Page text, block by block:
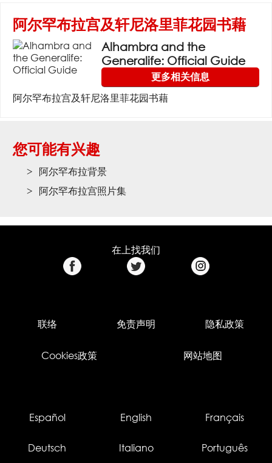
阿尔罕布拉宫及轩尼洛里菲花园书藉
Alhambra and the
Generalife: Official Guide
更多相关信息
阿尔罕布拉宫及轩尼洛里菲花园书藉
您可能有兴趣
阿尔罕布拉背景
阿尔罕布拉宫照片集
在上找我们
联络 免责声明 隐私政策
Cookies政策 网站地图
Español English Français
Deutsch Italiano Português